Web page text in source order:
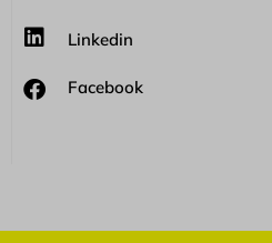
Linkedin
Facebook